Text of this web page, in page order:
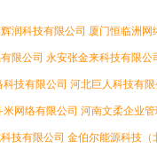
润科技有限公司 厦门恒临洲网
限公司 永安张金来科技有限公
技有限公司 河北巨人科技有限
网络有限公司 河南文柔企业管
技有限公司 金伯尔能源科技（